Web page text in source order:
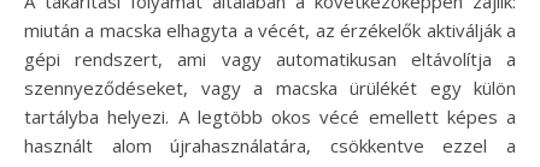
miután a macska elhagyta a vécét, az érzékelők aktiválják a
gépi rendszert, ami vagy automatikusan eltávolítja a
szennyeződéseket, vagy a macska ürülékét egy külön
tartályba helyezi. A legtöbb okos vécé emellett képes a
használt alom újrahasználatára, csökkentve ezzel a